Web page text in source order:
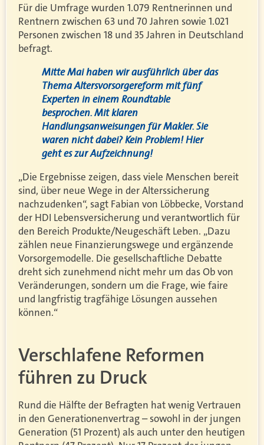
Für die Umfrage wurden 1.079 Rentnerinnen und
Rentnern zwischen 63 und 70 Jahren sowie 1.021
Personen zwischen 18 und 35 Jahren in Deutschland
befragt.
Mitte Mai haben wir ausführlich über das
Thema Altersvorsorgereform mit fünf
Experten in einem Roundtable
besprochen. Mit klaren
Handlungsanweisungen für Makler. Sie
waren nicht dabei? Kein Problem! Hier
geht es zur Aufzeichnung!
„Die Ergebnisse zeigen, dass viele Menschen bereit
sind, über neue Wege in der Alterssicherung
nachzudenken“, sagt Fabian von Löbbecke, Vorstand
der HDI Lebensversicherung und verantwortlich für
den Bereich Produkte/Neugeschäft Leben. „Dazu
zählen neue Finanzierungswege und ergänzende
Vorsorgemodelle. Die gesellschaftliche Debatte
dreht sich zunehmend nicht mehr um das Ob von
Veränderungen, sondern um die Frage, wie faire
und langfristig tragfähige Lösungen aussehen
können.“
Verschlafene Reformen
führen zu Druck
Rund die Hälfte der Befragten hat wenig Vertrauen
in den Generationenvertrag – sowohl in der jungen
Generation (51 Prozent) als auch unter den heutigen